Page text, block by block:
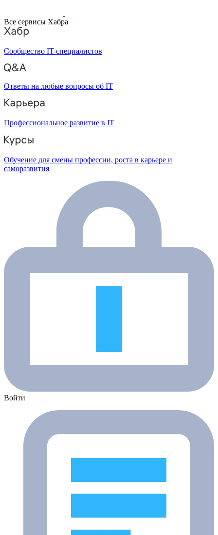
Все сервисы Хабра
Сообщество IT-специалистов
Ответы на любые вопросы об IT
Профессиональное развитие в IT
Обучение для смены профессии, роста в карьере и
саморазвития
Войти